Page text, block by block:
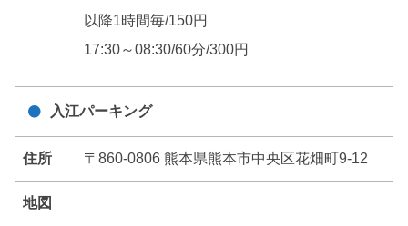
以降1時間毎/150円
17:30～08:30/60分/300円
入江パーキング
住所 〒860-0806 熊本県熊本市中央区花畑町9-12
地図